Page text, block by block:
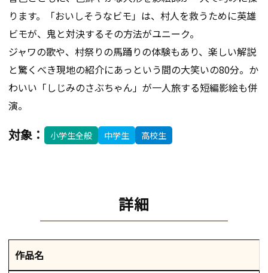
ります。「おいしそうなビモ」は、村人を救うために英雄
ビモが、鬼と対決するその方法がユニーク。
ジャワの歌や、村祭りの馬踊りの体験もあり、楽しい解説
と驚くべき現地の紹介にあっという間の大笑いの80分。か
わいい「しじみのさぶちゃん」が一人旅する短編影絵も併
演。
対象： 小学生全般 中学生 高校生
詳細
作品名